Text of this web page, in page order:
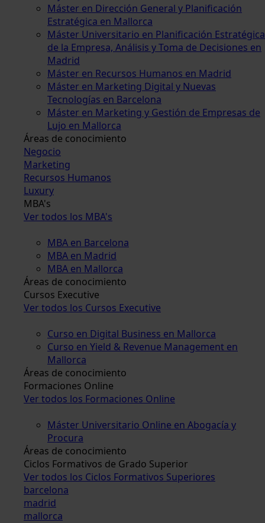
Máster en Dirección General y Planificación
Estratégica en Mallorca
Máster Universitario en Planificación Estratégica
de la Empresa, Análisis y Toma de Decisiones en
Madrid
Máster en Recursos Humanos en Madrid
Máster en Marketing Digital y Nuevas
Tecnologías en Barcelona
Máster en Marketing y Gestión de Empresas de
Lujo en Mallorca
Áreas de conocimiento
Negocio
Marketing
Recursos Humanos
Luxury
MBA's
Ver todos los MBA's
MBA en Barcelona
MBA en Madrid
MBA en Mallorca
Áreas de conocimiento
Cursos Executive
Ver todos los Cursos Executive
Curso en Digital Business en Mallorca
Curso en Yield & Revenue Management en
Mallorca
Áreas de conocimiento
Formaciones Online
Ver todos los Formaciones Online
Máster Universitario Online en Abogacía y
Procura
Áreas de conocimiento
Ciclos Formativos de Grado Superior
Ver todos los Ciclos Formativos Superiores
barcelona
madrid
mallorca